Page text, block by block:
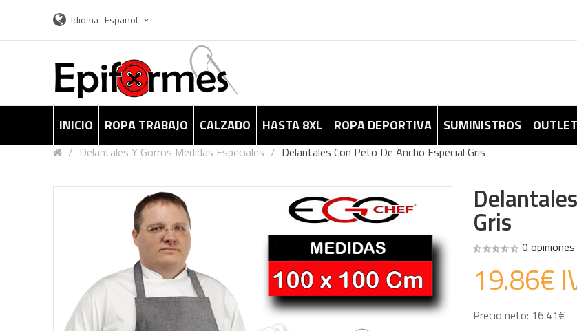
Idioma Español
INICIO ROPA TRABAJO CALZADO HASTA 8XL ROPA DEPORTIVA SUMINISTROS OUTLET
Delantales Y Gorros Medidas Especiales Delantales Con Peto De Ancho Especial Gris
Gris
0 opiniones
19.86€
Precio neto: 16.41€